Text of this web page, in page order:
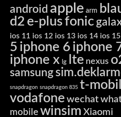
android apple arm
d2 e-plusfonic
ios 11 ios 12 ios 13 ios 14 ios 15
5 iphone 6 iphone
iphone x lg lte nexus
samsung
snapdragon snapdragon 835 t-
vodafone wechat
mobile winsim Xiaomi